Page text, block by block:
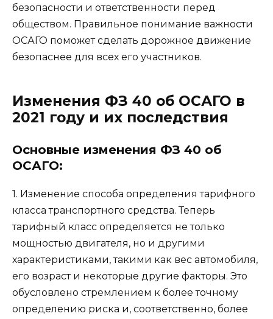
безопасности и ответственности перед
обществом. Правильное понимание важности
ОСАГО поможет сделать дорожное движение
безопаснее для всех его участников.
Изменения ФЗ 40 об ОСАГО в
2021 году и их последствия
Основные изменения ФЗ 40 об
ОСАГО:
1. Изменение способа определения тарифного
класса транспортного средства. Теперь
тарифный класс определяется не только
мощностью двигателя, но и другими
характеристиками, такими как вес автомобиля,
его возраст и некоторые другие факторы. Это
обусловлено стремлением к более точному
определению риска и, соответственно, более